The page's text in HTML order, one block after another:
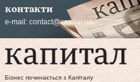
контакти
e-mail: contact@capital.ua
Бізнес починається з Капіталу